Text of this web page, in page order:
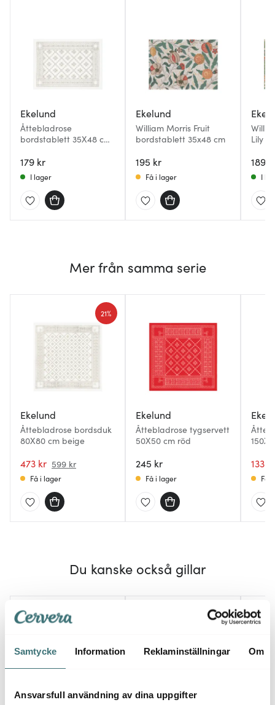
Samtycke Information Reklaminställningar Om
Ansvarsfull användning av dina uppgifter
Ekelund
Åttebladrose
bordstablett 35X48 cm
179 kr
I lager
Ekelund
William Morris Fruit
bordstablett 35x48 cm
195 kr
Få i lager
Lily
189
I
Mer från samma serie
Ekelund
Åttebladrose bordsduk
80X80 cm beige
473 kr 599 kr
21%
Få i lager
Ekelund
Åttebladrose tygservett
50X50 cm röd
245 kr
Få i lager
1330
Få
Du kanske också gillar